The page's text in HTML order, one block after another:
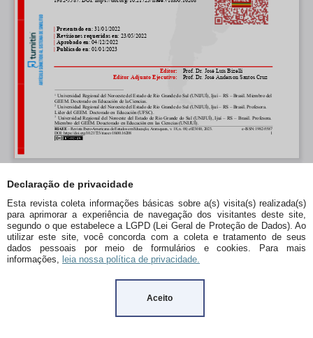
Declaração de privacidade
Esta revista coleta informações básicas sobre a(s) visita(s) realizada(s)
para aprimorar a experiência de navegação dos visitantes deste site,
segundo o que estabelece a LGPD (Lei Geral de Proteção de Dados). Ao
utilizar este site, você concorda com a coleta e tratamento de seus
dados pessoais por meio de formulários e cookies. Para mais
informações, leia nossa política de privacidade.
Aceito